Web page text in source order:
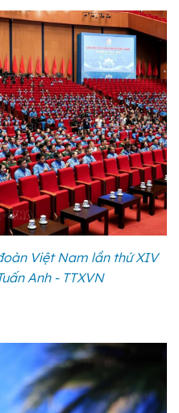
Việt Nam lần thứ XIV
Anh - TTXVN